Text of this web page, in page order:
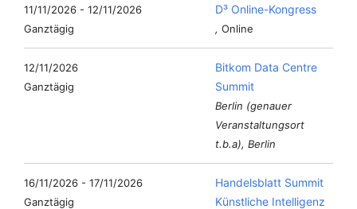
11/11/2026 - 12/11/2026
Ganztägig
D³ Online-Kongress
, Online
12/11/2026
Ganztägig
Bitkom Data Centre
Summit
Berlin (genauer
Veranstaltungsort
t.b.a), Berlin
16/11/2026 - 17/11/2026
Ganztägig
Handelsblatt Summit
Künstliche Intelligenz